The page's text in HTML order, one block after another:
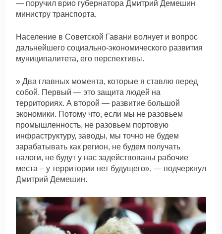
— поручил врио губернатора Дмитрий Демешин
министру транспорта.
Население в Советской Гавани волнует и вопрос
дальнейшего социально-экономического развития
муниципалитета, его перспективы.
» Два главных момента, которые я ставлю перед
собой. Первый — это защита людей на
территориях. А второй — развитие большой
экономики. Потому что, если мы не разовьем
промышленность, не разовьем портовую
инфраструктуру, заводы, мы точно не будем
зарабатывать как регион, не будем получать
налоги, не будут у нас задействованы рабочие
места – у территории нет будущего», — подчеркнул
Дмитрий Демешин.